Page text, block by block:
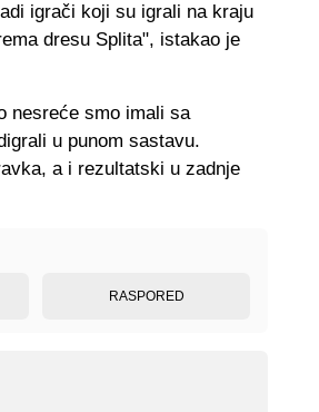
igrači koji su igrali na kraju
dresu Splita", istakao je
nesreće smo imali sa
u punom sastavu.
a i rezultatski u zadnje
RASPORED